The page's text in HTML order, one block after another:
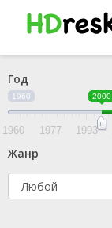
Год
1960 2000
1960 1977 1993
Жанр